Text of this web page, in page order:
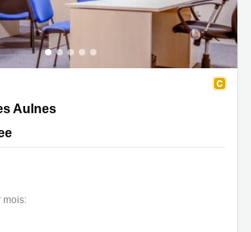
2, Marne La Vallee
Aulnes
mois: